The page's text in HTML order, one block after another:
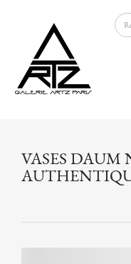
VASES